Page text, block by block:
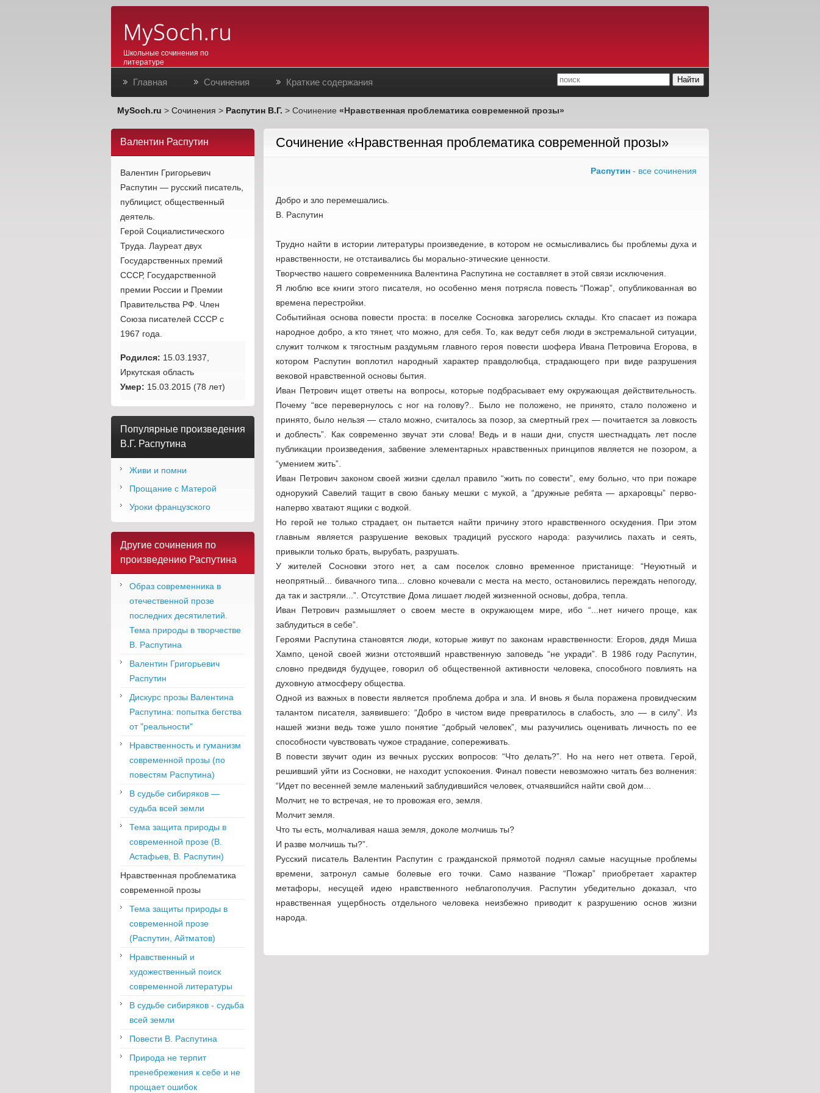
Школьные сочинения по
литературе
Главная Сочинения Краткие содержания
MySoch.ru > Сочинения > Распутин В.Г. > Сочинение «Нравственная проблематика современной прозы»
Валентин Распутин
Валентин Григорьевич
Распутин — русский писатель,
публицист, общественный
деятель.
Герой Социалистического
Труда. Лауреат двух
Государственных премий
СССР, Государственной
премии России и Премии
Правительства РФ. Член
Союза писателей СССР с
1967 года.
Родился: 15.03.1937,
Иркутская область
Умер: 15.03.2015 (78 лет)
Популярные произведения
В.Г. Распутина
Живи и помни
Прощание с Матерой
Уроки французского
Другие сочинения по
произведению Распутина
Образ современника в
отечественной прозе
последних десятилетий.
Тема природы в творчестве
В. Распутина
Валентин Григорьевич
Распутин
Дискурс прозы Валентина
Распутина: попытка бегства
от "реальности"
Нравственность и гуманизм
современной прозы (по
повестям Распутина)
В судьбе сибиряков —
судьба всей земли
Тема защита природы в
современной прозе (В.
Астафьев, В. Распутин)
Нравственная проблематика
современной прозы
Тема защиты природы в
современной прозе
(Распутин, Айтматов)
Нравственный и
художественный поиск
современной литературы
В судьбе сибиряков - судьба
всей земли
Повести В. Распутина
Природа не терпит
пренебрежения к себе и не
прощает ошибок
Сочинение «Нравственная проблематика современной прозы»
Распутин - все сочинения
Добро и зло перемешались.
В. Распутин
Трудно найти в истории литературы произведение, в котором не осмысливались бы проблемы духа и
нравственности, не отстаивались бы морально-этические ценности.
Творчество нашего современника Валентина Распутина не составляет в этой связи исключения.
Я люблю все книги этого писателя, но особенно меня потрясла повесть “Пожар”, опубликованная во
времена перестройки.
Событийная основа повести проста: в поселке Сосновка загорелись склады. Кто спасает из пожара
народное добро, а кто тянет, что можно, для себя. То, как ведут себя люди в экстремальной ситуации,
служит толчком к тягостным раздумьям главного героя повести шофера Ивана Петровича Егорова, в
котором Распутин воплотил народный характер правдолюбца, страдающего при виде разрушения
вековой нравственной основы бытия.
Иван Петрович ищет ответы на вопросы, которые подбрасывает ему окружающая действительность.
Почему “все перевернулось с ног на голову?.. Было не положено, не принято, стало положено и
принято, было нельзя — стало можно, считалось за позор, за смертный грех — почитается за ловкость
и доблесть”. Как современно звучат эти слова! Ведь и в наши дни, спустя шестнадцать лет после
публикации произведения, забвение элементарных нравственных принципов является не позором, а
“умением жить”.
Иван Петрович законом своей жизни сделал правило “жить по совести”, ему больно, что при пожаре
однорукий Савелий тащит в свою баньку мешки с мукой, а “дружные ребята — архаровцы” перво-
наперво хватают ящики с водкой.
Но герой не только страдает, он пытается найти причину этого нравственного оскудения. При этом
главным является разрушение вековых традиций русского народа: разучились пахать и сеять,
привыкли только брать, вырубать, разрушать.
У жителей Сосновки этого нет, а сам поселок словно временное пристанище: “Неуютный и
неопрятный... бивачного типа... словно кочевали с места на место, остановились переждать непогоду,
да так и застряли...”. Отсутствие Дома лишает людей жизненной основы, добра, тепла.
Иван Петрович размышляет о своем месте в окружающем мире, ибо “...нет ничего проще, как
заблудиться в себе”.
Героями Распутина становятся люди, которые живут по законам нравственности: Егоров, дядя Миша
Хампо, ценой своей жизни отстоявший нравственную заповедь “не укради”. В 1986 году Распутин,
словно предвидя будущее, говорил об общественной активности человека, способного повлиять на
духовную атмосферу общества.
Одной из важных в повести является проблема добра и зла. И вновь я была поражена провидческим
талантом писателя, заявившего: “Добро в чистом виде превратилось в слабость, зло — в силу”. Из
нашей жизни ведь тоже ушло понятие “добрый человек”, мы разучились оценивать личность по ее
способности чувствовать чужое страдание, сопереживать.
В повести звучит один из вечных русских вопросов: “Что делать?”. Но на него нет ответа. Герой,
решивший уйти из Сосновки, не находит успокоения. Финал повести невозможно читать без волнения:
“Идет по весенней земле маленький заблудившийся человек, отчаявшийся найти свой дом...
Молчит, не то встречая, не то провожая его, земля.
Молчит земля.
Что ты есть, молчаливая наша земля, доколе молчишь ты?
И разве молчишь ты?”.
Русский писатель Валентин Распутин с гражданской прямотой поднял самые насущные проблемы
времени, затронул самые болевые его точки. Само название “Пожар” приобретает характер
метафоры, несущей идею нравственного неблагополучия. Распутин убедительно доказал, что
нравственная ущербность отдельного человека неизбежно приводит к разрушению основ жизни
народа.